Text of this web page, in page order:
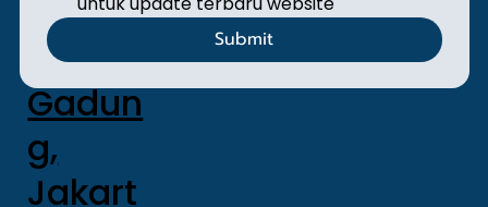
Kec.
Pulo
Gadun
g,
Jakart
Submit